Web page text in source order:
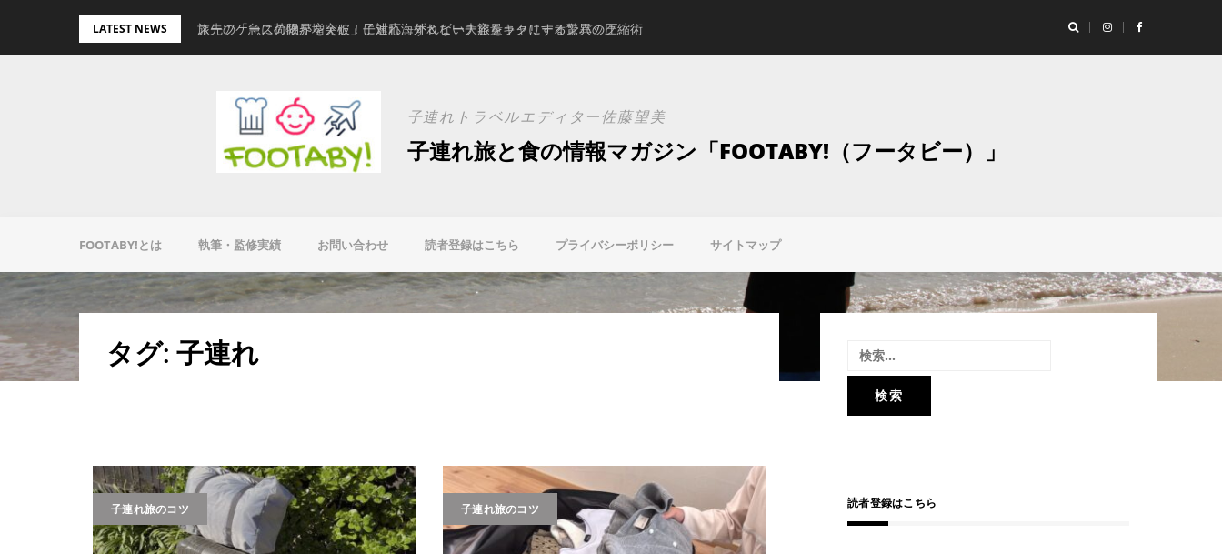
LATEST NEWS
ャリーオンバッグ スーツケースの限界を突破！子連れ海外＆ビーチ旅をラクにする驚異の圧縮術 スタジオアリスの新ブランド「Studio Moaly（スタジオ モアリー）」撮影レポート！
子連れトラベルエディター佐藤望美
子連れ旅と食の情報マガジン「FOOTABY!（フータビー）」
FOOTABY!とは 執筆・監修実績 お問い合わせ 読者登録はこちら プライバシーポリシー サイトマップ
タグ: 子連れ
子連れ旅のコツ 子連れ旅のコツ
索:
読者登録はこちら